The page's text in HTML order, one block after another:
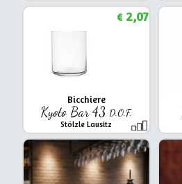
Bicchiere
Kyoto Bar 43 D.O.F.
Stölzle Lausitz
€2,07